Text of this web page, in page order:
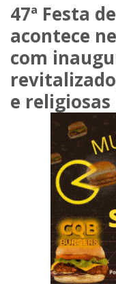
47ª Festa
acontece
com
e religiosas